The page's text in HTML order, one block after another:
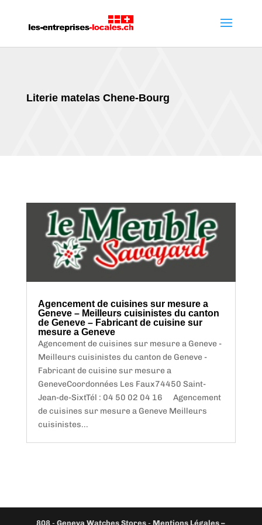
Literie matelas Chene-Bourg
Agencement de cuisines sur mesure a
Geneve – Meilleurs cuisinistes du canton
de Geneve – Fabricant de cuisine sur
mesure a Geneve
Agencement de cuisines sur mesure a Geneve -
Meilleurs cuisinistes du canton de Geneve -
Fabricant de cuisine sur mesure a
GeneveCoordonnées Les Faux74450 Saint-
Jean-de-SixtTél : 04 50 02 04 16 Agencement
de cuisines sur mesure a Geneve Meilleurs
cuisinistes...
808 -Geneva Watches Stores - Mentions Légales –